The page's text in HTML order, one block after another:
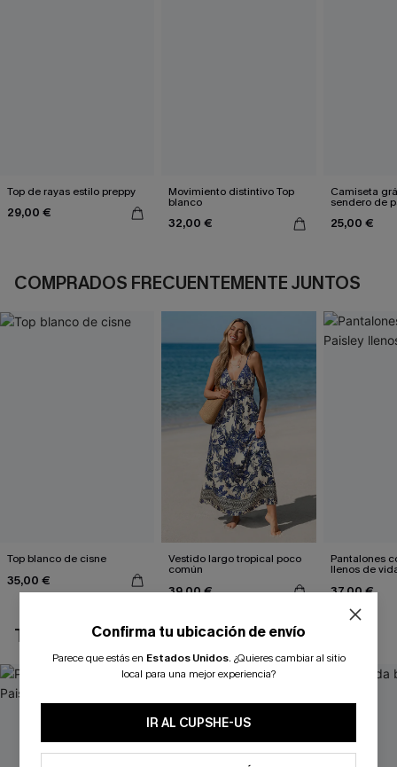
Top de rayas estilo preppy
29,00 €
Movimiento distintivo Top
blanco
32,00 €
Camiseta
sendero de
25,00 €
COMPRADOS FRECUENTEMENTE JUNTOS
Top blanco de cisne
35,00 €
Vestido largo tropical poco
común
39,00 €
Pantalones
llenos de
37,00 €
TAMBIÉN TE PUEDE GUSTAR
Confirma tu ubicación de envío
Parece que estás en Estados Unidos. ¿Quieres cambiar al sitio
local para una mejor experiencia?
IR AL CUPSHE-US